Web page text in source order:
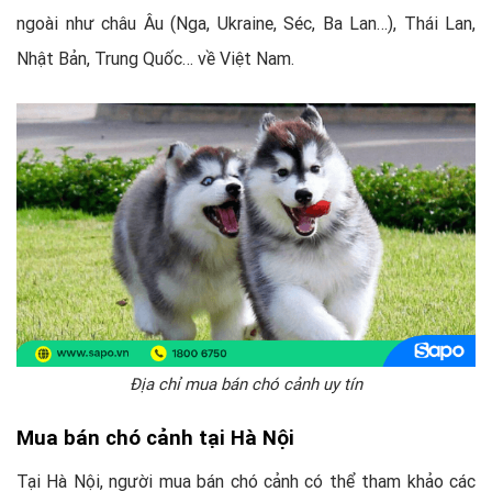
ngoài như châu Âu (Nga, Ukraine, Séc, Ba Lan…), Thái Lan,
Nhật Bản, Trung Quốc… về Việt Nam.
Địa chỉ mua bán chó cảnh uy tín
Mua bán chó cảnh tại Hà Nội
Tại Hà Nội, người mua bán chó cảnh có thể tham khảo các